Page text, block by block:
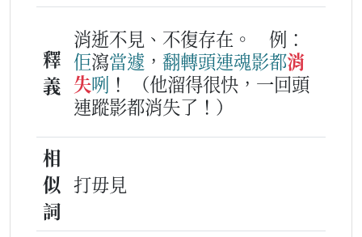
釋
義
消逝不見、不復存在。
例：
佢瀉當遽 ， 翻轉頭連魂影都消
失咧 ！
（他溜得很快，一回頭
連蹤影都消失了！）
相
似
詞
打毋見